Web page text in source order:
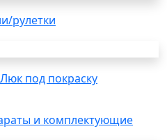
рулетки
под покраску
и комплектующие